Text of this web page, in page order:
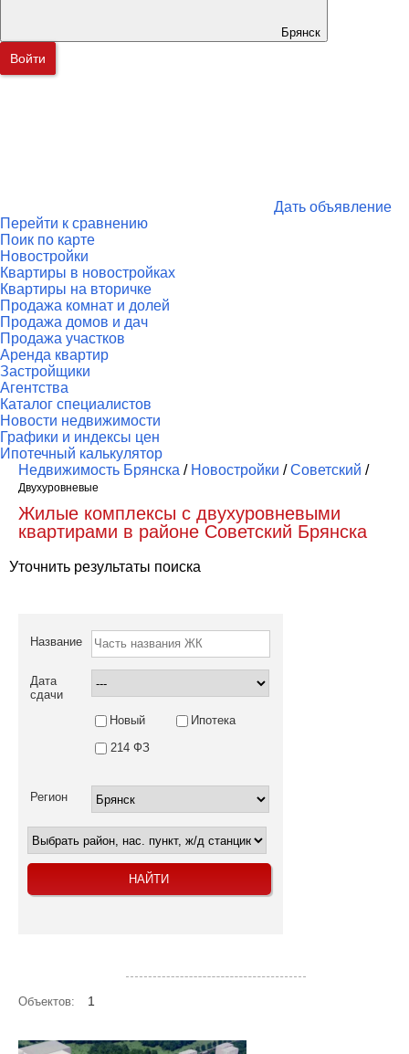
Брянск
Войти
Дать объявление
Перейти к сравнению
Поик по карте
Новостройки
Квартиры в новостройках
Квартиры на вторичке
Продажа комнат и долей
Продажа домов и дач
Продажа участков
Аренда квартир
Застройщики
Агентства
Каталог специалистов
Новости недвижимости
Графики и индексы цен
Ипотечный калькулятор
Недвижимость Брянска / Новостройки /Советский /
Двухуровневые
Жилые комплексы с двухуровневыми
квартирами в районе Советский Брянска
Уточнить результаты поиска
Название
Дата
сдачи
Новый
Ипотека
214 ФЗ
Регион
Объектов: 1